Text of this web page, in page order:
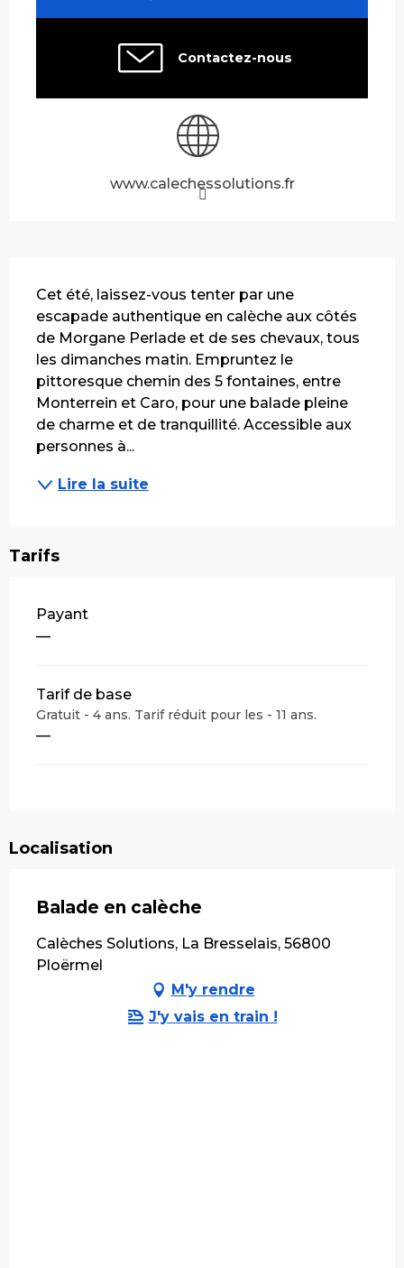
Contactez-nous
www.calechessolutions.fr
Cet été, laissez-vous tenter par une
escapade authentique en calèche aux côtés
de Morgane Perlade et de ses chevaux, tous
les dimanches matin. Empruntez le
pittoresque chemin des 5 fontaines, entre
Monterrein et Caro, pour une balade pleine
de charme et de tranquillité. Accessible aux
personnes à...
Lire la suite
Tarifs
Payant
—
Tarif de base
Gratuit - 4 ans. Tarif réduit pour les - 11 ans.
—
Localisation
Balade en calèche
Calèches Solutions, La Bresselais, 56800
Ploërmel
M'y rendre
J'y vais en train !